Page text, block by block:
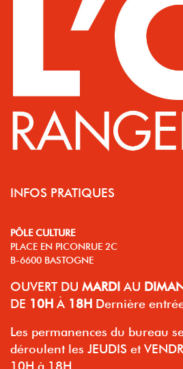
INFOS PRATIQUES
PÔLE CULTURE
PLACE EN PICONRUE 2C
B-6600 BASTOGNE
OUVERT DU MARDI AU
DE 10H À 18H Dernière
Les permanences du bureau se
déroulent les JEUDIS et
10H à 18H